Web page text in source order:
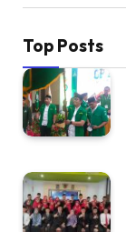
Top Posts